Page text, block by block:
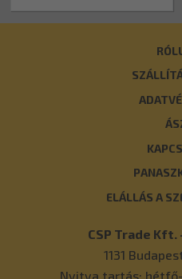
ELÁLLÁS A
CSP Trade
1131
Nyitva tartás: